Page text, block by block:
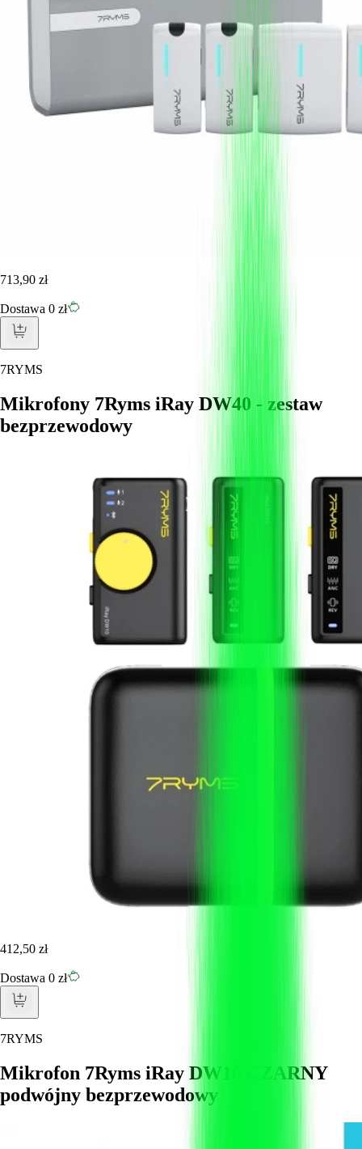
713,90 zł
Dostawa 0 zł
7RYMS
Mikrofony 7Ryms iRay DW40 - zestaw
bezprzewodowy
412,50 zł
Dostawa 0 zł
7RYMS
Mikrofon 7Ryms iRay DW10 CZARNY
podwójny bezprzewodowy